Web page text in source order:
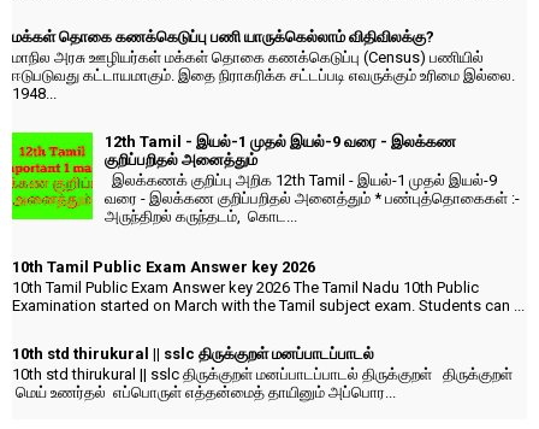
மக்கள் தொகை கணக்கெடுப்பு பணி யாருக்கெல்லாம் விதிவிலக்கு?
மாநில அரசு ஊழியர்கள் மக்கள் தொகை கணக்கெடுப்பு (Census) பணியில்
ஈடுபடுவது கட்டாயமாகும். இதை நிராகரிக்க சட்டப்படி எவருக்கும் உரிமை இல்லை.
1948...
12th Tamil - இயல்-1 முதல் இயல்-9 வரை - இலக்கண
குறிப்பறிதல் அனைத்தும்
இலக்கணக் குறிப்பு அறிக 12th Tamil - இயல்-1 முதல் இயல்-9
வரை - இலக்கண குறிப்பறிதல் அனைத்தும் * பண்புத்தொகைகள் :-
அருந்திறல் கருந்தடம், கொட...
10th Tamil Public Exam Answer key 2026
10th Tamil Public Exam Answer key 2026 The Tamil Nadu 10th Public
Examination started on March with the Tamil subject exam. Students can ...
10th std thirukural || sslc திருக்குறள் மனப்பாடப்பாடல்
10th std thirukural || sslc திருக்குறள் மனப்பாடப்பாடல் திருக்குறள் திருக்குறள்
மெய் உணர்தல் எப்பொருள் எத்தன்மைத் தாயினும் அப்பொர...